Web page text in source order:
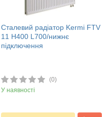
Сталевий радіатор Kermi FTV
11 H400 L700/нижнє
підключення
(0)
У наявності